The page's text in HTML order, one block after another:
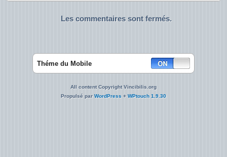
Les commentaires sont fermés.
Théme du Mobile
All content Copyright Vincibilis.org
Propulsé parWordPress + WPtouch 1.9.30